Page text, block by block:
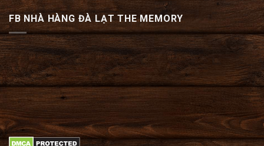
FB NHÀ HÀNG ĐÀ LẠT THE MEMORY